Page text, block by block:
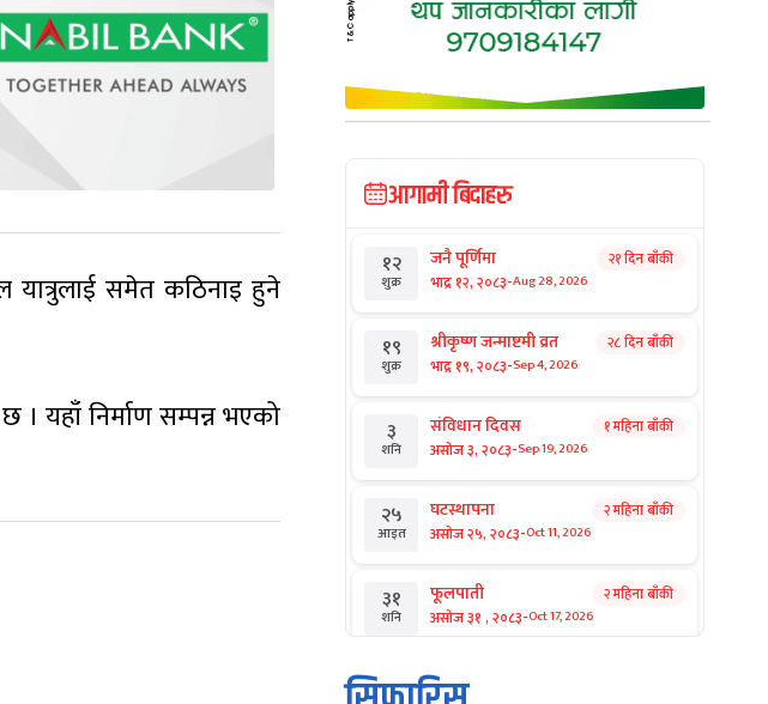
यात्रुलाई समेत कठिनाइ हुने
यहाँ निर्माण सम्पन्न भएको
आगामी बिदाहरु
१२
शुक्र
जनै पूर्णिमा
भाद्र १२, २०८३-Aug 28, 2026
२१ दिन बाँकी
१९
शुक्र
श्रीकृष्ण जन्माष्टमी व्रत
भाद्र १९, २०८३-Sep 4, 2026
२८ दिन बाँकी
३
शनि
संविधान दिवस
असोज ३, २०८३-Sep 19, 2026
१ महिना बाँकी
२५
आइत
घटस्थापना
असोज २५, २०८३-Oct 11, 2026
२ महिना बाँकी
३१
शनि
फूलपाती
असोज ३१ , २०८३-Oct 17, 2026
२ महिना बाँकी
१ कार्तिक सङ्क्रान्ति